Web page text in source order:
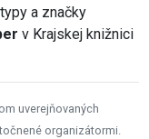
a značky
v Krajskej knižnici
uverejňovaných
organizátormi.